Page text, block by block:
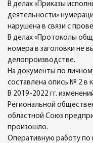
В делах «Приказы
деятельности»
нарушена в связи с
В делах «Протоколы
номера в заголовки не
делопроизводстве.
На документы по
составлена опись № 2 в
В 2019-2022 гг.
Региональной
областной Союз
произошло.
Оперативную работу